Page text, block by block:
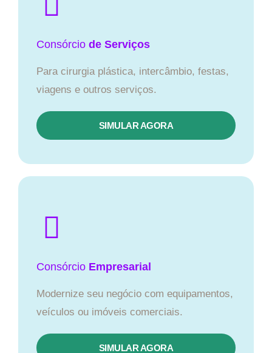
Consórcio de Serviços
Para cirurgia plástica, intercâmbio, festas,
viagens e outros serviços.
SIMULAR AGORA
Consórcio Empresarial
Modernize seu negócio com equipamentos,
veículos ou imóveis comerciais.
SIMULAR AGORA